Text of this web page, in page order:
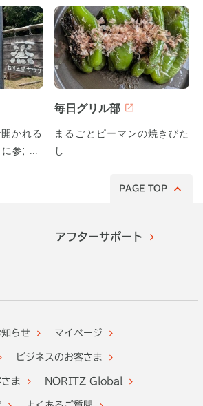
かれる
参加し
毎日グリル部
まるごとピーマンの焼きびた
し
PAGE TOP
アフターサポート
らせ マイページ
ビジネスのお客さま
ま NORITZ Global